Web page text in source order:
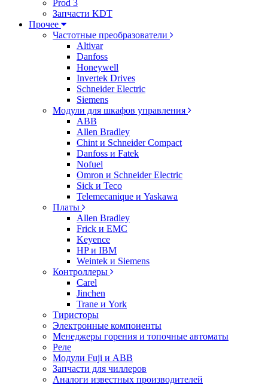
Prod 3
Запчасти KDT
Прочее
Частотные преобразователи
Altivar
Danfoss
Honeywell
Invertek Drives
Schneider Electric
Siemens
Модули для шкафов управления
ABB
Allen Bradley
Chint и Schneider Compact
Danfoss и Fatek
Nofuel
Omron и Schneider Electric
Sick и Teco
Telemecanique и Yaskawa
Платы
Allen Bradley
Frick и EMC
Keyence
HP и IBM
Weintek и Siemens
Контроллеры
Carel
Jinchen
Trane и York
Тиристоры
Электронные компоненты
Менеджеры горения и топочные автоматы
Реле
Модули Fuji и ABB
Запчасти для чиллеров
Аналоги известных производителей